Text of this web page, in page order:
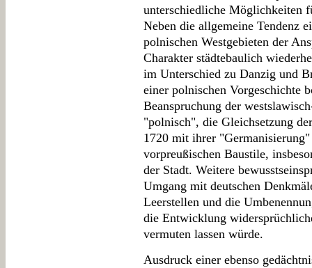
unterschiedliche Möglichkeiten
Neben die allgemeine Tendenz
polnischen Westgebieten der
Charakter städtebaulich
im Unterschied zu Danzig und
einer polnischen Vorgeschichte
Beanspruchung der
"polnisch", die Gleichsetzung
1720 mit ihrer
vorpreußischen Baustile,
der Stadt. Weitere
Umgang mit deutschen
Leerstellen und die
die Entwicklung
vermuten lassen würde.
Ausdruck einer ebenso